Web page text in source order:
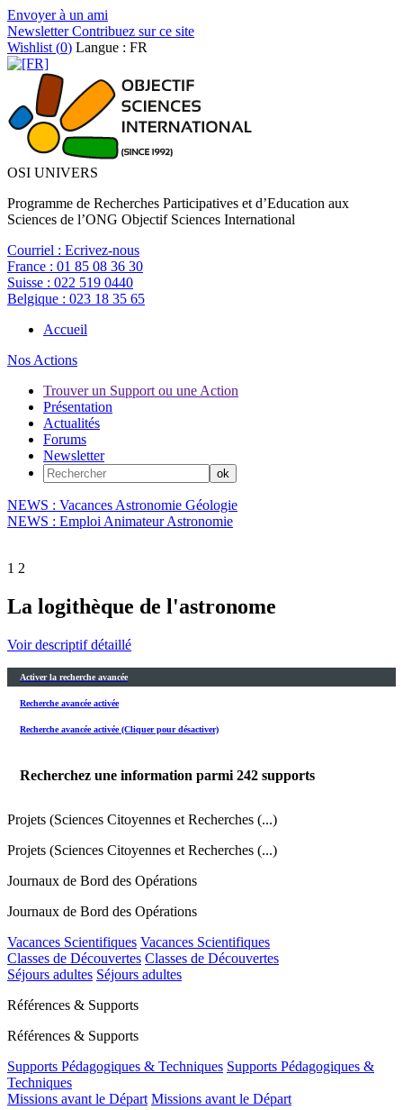
Envoyer à un ami
NewsletterContribuez sur ce site
Wishlist (0) Langue : FR
OSI UNIVERS
Programme de Recherches Participatives et d’Education aux
Sciences de l’ONG Objectif Sciences International
Courriel : Ecrivez-nous
France : 01 85 08 36 30
Suisse : 022 519 0440
Belgique : 023 18 35 65
Accueil
Nos Actions
Trouver un Support ou une Action
Présentation
Actualités
Forums
Newsletter
NEWS : Vacances Astronomie Géologie
NEWS : Emploi Animateur Astronomie
1 2
La logithèque de l'astronome
Voir descriptif détaillé
Activer la recherche avancée
Recherche avancée activée
Recherche avancée activée (Cliquer pour désactiver)
Recherchez une information parmi 242 supports
Projets (Sciences Citoyennes et Recherches (...)
Projets (Sciences Citoyennes et Recherches (...)
Journaux de Bord des Opérations
Journaux de Bord des Opérations
Vacances Scientifiques Vacances Scientifiques
Classes de Découvertes Classes de Découvertes
Séjours adultes Séjours adultes
Références & Supports
Références & Supports
Supports Pédagogiques & Techniques Supports Pédagogiques &
Techniques
Missions avant le Départ Missions avant le Départ